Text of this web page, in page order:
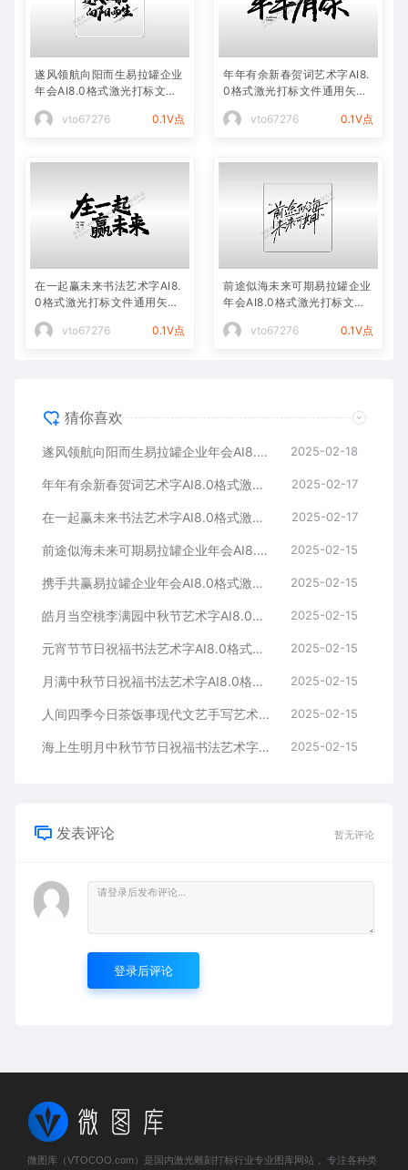
遂风领航向阳而生易拉罐企业
年会AI8.0格式激光打标文件
vto67276
0.1V点
年年有余新春贺词艺术字AI8.
0格式激光打标文件通用矢量
vto67276
0.1V点
在一起赢未来书法艺术字AI8.
0格式激光打标文件通用矢量
vto67276
0.1V点
前途似海未来可期易拉罐企业
年会AI8.0格式激光打标文件
vto67276
0.1V点
猜你喜欢
遂风领航向阳而生易拉罐企业年会AI8.0格式激光打标文件通用矢量图 2025-02-18
年年有余新春贺词艺术字AI8.0格式激光打标文件通用矢量图 2025-02-17
在一起赢未来书法艺术字AI8.0格式激光打标文件通用矢量图 2025-02-17
前途似海未来可期易拉罐企业年会AI8.0格式激光打标文件通用矢量图 2025-02-15
携手共赢易拉罐企业年会AI8.0格式激光打标文件通用矢量图 2025-02-15
皓月当空桃李满园中秋节艺术字AI8.0格式激光打标文件通用矢量图 2025-02-15
元宵节节日祝福书法艺术字AI8.0格式激光打标文件通用矢量图 2025-02-15
月满中秋节日祝福书法艺术字AI8.0格式激光打标文件通用矢量图 2025-02-15
人间四季今日茶饭事现代文艺手写艺术字AI8.0格式激光打标文件通用矢量图 2025-02-15
海上生明月中秋节节日祝福书法艺术字AI8.0格式激光打标文件通用矢量图 2025-02-15
发表评论 暂无评论
登录后评论
微图库（VTOCOO.com）是国内激光雕刻打标行业专业图库网站， 专注各种类